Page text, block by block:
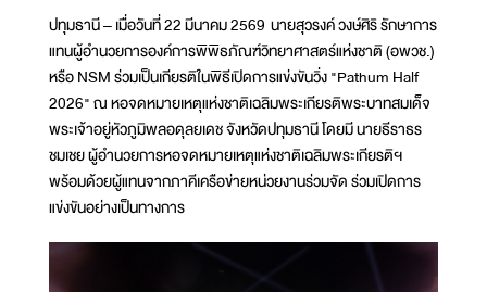
ปทุมธานี – เมื่อวันที่ 22 มีนาคม 2569 นายสุวรงค์ วงษ์ศิริ รักษาการ
แทนผู้อำนวยการองค์การพิพิธภัณฑ์วิทยาศาสตร์แห่งชาติ (อพวช.)
หรือ NSM ร่วมเป็นเกียรติในพิธีเปิดการแข่งขันวิ่ง "Pathum Half
2026" ณ หอจดหมายเหตุแห่งชาติเฉลิมพระเกียรติพระบาทสมเด็จ
พระเจ้าอยู่หัวภูมิพลอดุลยเดช จังหวัดปทุมธานี โดยมี นายธีราธร
ชมเชย ผู้อำนวยการหอจดหมายเหตุแห่งชาติเฉลิมพระเกียรติฯ
พร้อมด้วยผู้แทนจากภาคีเครือข่ายหน่วยงานร่วมจัด ร่วมเปิดการ
แข่งขันอย่างเป็นทางการ